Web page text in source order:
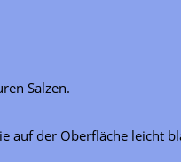
Salzen.
auf der Oberfläche leicht